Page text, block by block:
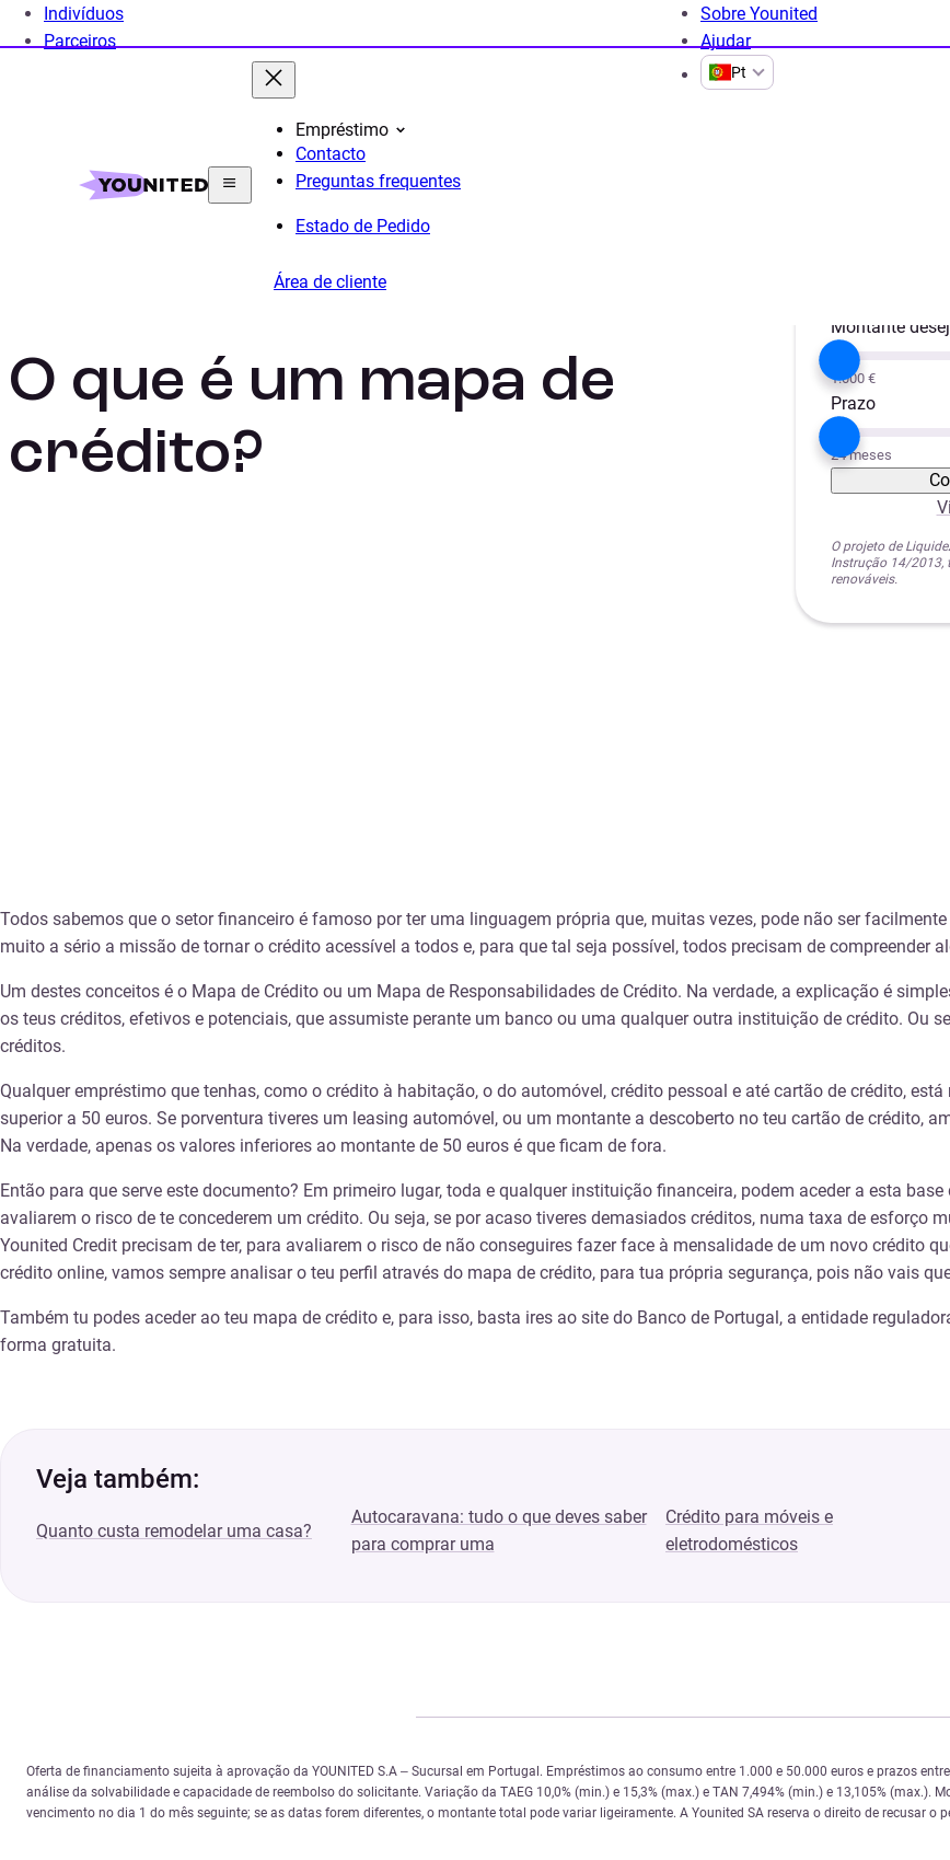
Indivíduos
Parceiros
Sobre Younited
Ajudar
Pt
Empréstimo
Contacto
Preguntas frequentes
Estado de Pedido
Área de cliente
Guia O que é um mapa de crédito?
O que é um mapa de
crédito?
Montante
1.000 €
Prazo
24 meses
O projeto de
Instrução 14/2013,
renováveis.
Todos sabemos que o setor financeiro é famoso por ter uma linguagem própria que, muitas vezes, pode não ser
muito a sério a missão de tornar o crédito acessível a todos e, para que tal seja possível, todos precisam de compreender
Um destes conceitos é o Mapa de Crédito ou um Mapa de Responsabilidades de Crédito. Na verdade, a explicação é
os teus créditos, efetivos e potenciais, que assumiste perante um banco ou uma qualquer outra instituição de crédito. Ou
créditos.
Qualquer empréstimo que tenhas, como o crédito à habitação, o do automóvel, crédito pessoal e até cartão de crédito,
superior a 50 euros. Se porventura tiveres um leasing automóvel, ou um montante a descoberto no teu cartão de crédito,
Na verdade, apenas os valores inferiores ao montante de 50 euros é que ficam de fora.
Então para que serve este documento? Em primeiro lugar, toda e qualquer instituição financeira, podem aceder a esta
avaliarem o risco de te concederem um crédito. Ou seja, se por acaso tiveres demasiados créditos, numa taxa de esforço
Younited Credit precisam de ter, para avaliarem o risco de não conseguires fazer face à mensalidade de um novo crédito
crédito online, vamos sempre analisar o teu perfil através do mapa de crédito, para tua própria segurança, pois não vais
Também tu podes aceder ao teu mapa de crédito e, para isso, basta ires ao site do Banco de Portugal, a entidade
forma gratuita.
Veja também:
Quanto custa remodelar uma casa?
Autocaravana: tudo o que deves saber
para comprar uma
Crédito para móveis e
eletrodomésticos
Oferta de financiamento sujeita à aprovação da YOUNITED S.A – Sucursal em Portugal. Empréstimos ao consumo entre 1.000 e 50.000 euros e prazos
análise da solvabilidade e capacidade de reembolso do solicitante. Variação da TAEG 10,0% (min.) e 15,3% (max.) e TAN 7,494% (min.) e 13,105%
vencimento no dia 1 do mês seguinte; se as datas forem diferentes, o montante total pode variar ligeiramente. A Younited SA reserva o direito de recusar o